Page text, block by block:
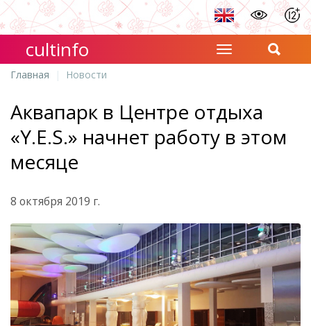
cultinfo
Главная Новости
Аквапарк в Центре отдыха
«Y.E.S.» начнет работу в этом
месяце
8 октября 2019 г.